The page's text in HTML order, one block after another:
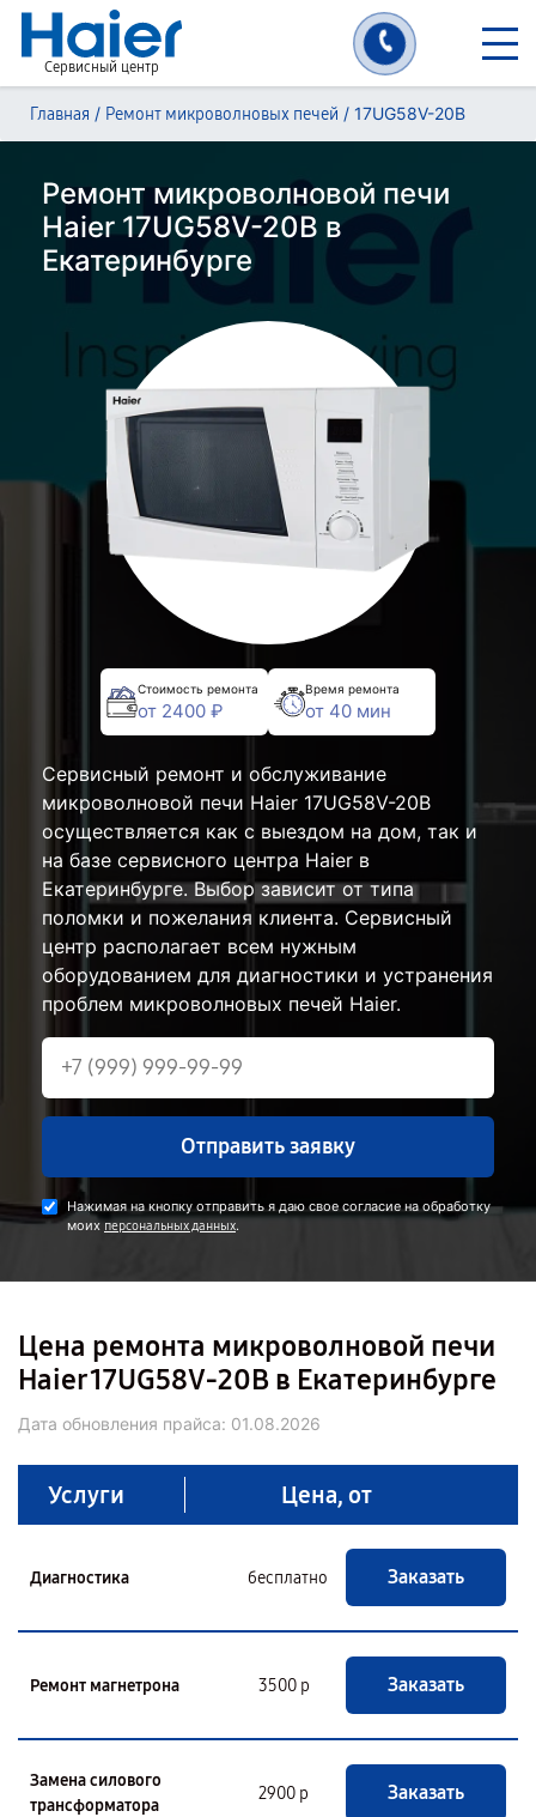
Сервисный центр
Главная / Ремонт микроволновых печей / 17UG58V-20B
Ремонт микроволновой печи
Haier 17UG58V-20B в
Екатеринбурге
Стоимость ремонта
от 2400 ₽
Время ремонта
от 40 мин
Сервисный ремонт и обслуживание
микроволновой печи Haier 17UG58V-20B
осуществляется как с выездом на дом, так и
на базе сервисного центра Haier в
Екатеринбурге. Выбор зависит от типа
поломки и пожелания клиента. Сервисный
центр располагает всем нужным
оборудованием для диагностики и устранения
проблем микроволновых печей Haier.
Отправить заявку
Нажимая на кнопку отправить я даю свое согласие на обработку
моих персональных данных.
Цена ремонта микроволновой печи
Haier 17UG58V-20B в Екатеринбурге
Дата обновления прайса: 01.08.2026
Услуги Цена, от
Диагностика бесплатно Заказать
Ремонт магнетрона 3500 р Заказать
Замена силового
трансформатора
2900 р Заказать